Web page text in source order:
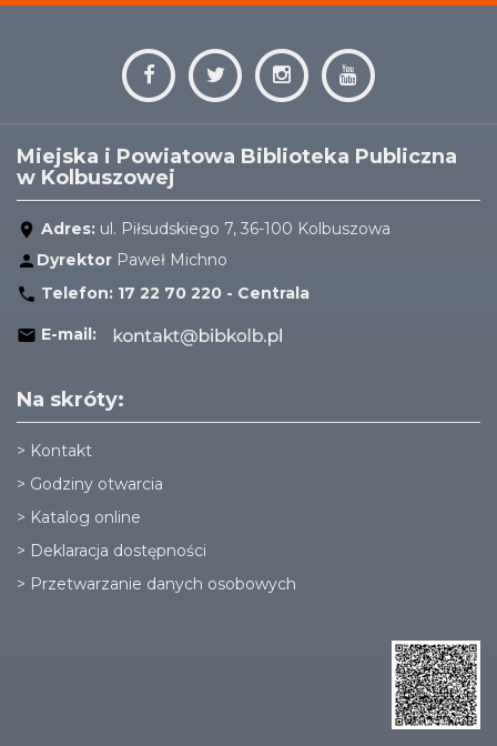
Miejska i Powiatowa Biblioteka Publiczna
w Kolbuszowej
Adres: ul. Piłsudskiego 7, 36-100 Kolbuszowa
Dyrektor Paweł Michno
Telefon: 17 22 70 220 - Centrala
E-mail:
Na skróty:
> Kontakt
> Godziny otwarcia
> Katalog online
> Deklaracja dostępności
> Przetwarzanie danych osobowych